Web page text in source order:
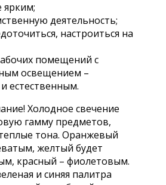
ярким;
деятельность;
настроиться на
помещений с
освещением –
естественным.
Холодное свечение
гамму предметов,
тона. Оранжевый
желтый будет
красный – фиолетовым.
и синяя палитра